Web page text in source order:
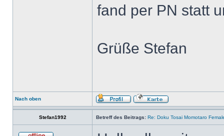
fand per PN statt
Grüße Stefan
Nach oben
Stefan1992 Betreff des Beitrags: Re: Doku Tosai Momotaro